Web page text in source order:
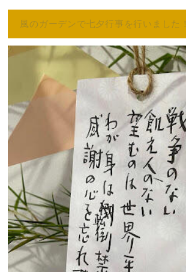
風のガーデンで七夕行事を行いました！